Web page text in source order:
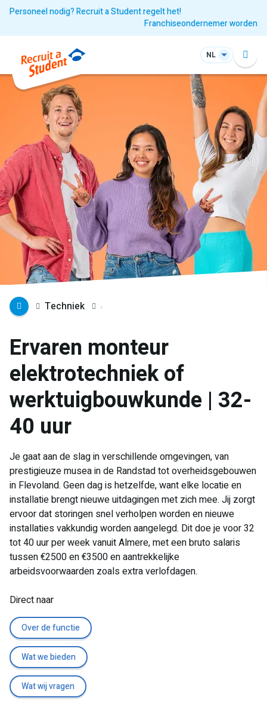
Personeel nodig? Recruit a Student regelt het!
Franchiseondernemer worden
NL
Techniek
Ervaren monteur
elektrotechniek of
werktuigbouwkunde | 32-
40 uur
Je gaat aan de slag in verschillende omgevingen, van
prestigieuze musea in de Randstad tot overheidsgebouwen
in Flevoland. Geen dag is hetzelfde, want elke locatie en
installatie brengt nieuwe uitdagingen met zich mee. Jij zorgt
ervoor dat storingen snel verholpen worden en nieuwe
installaties vakkundig worden aangelegd. Dit doe je voor 32
tot 40 uur per week vanuit Almere, met een bruto salaris
tussen €2500 en €3500 en aantrekkelijke
arbeidsvoorwaarden zoals extra verlofdagen.
Direct naar
Over de functie
Wat we bieden
Wat wij vragen